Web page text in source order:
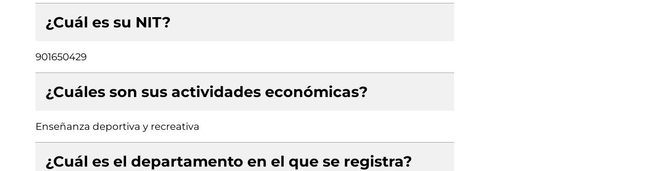
¿Cuál es su NIT?
901650429
¿Cuáles son sus actividades económicas?
Enseñanza deportiva y recreativa
¿Cuál es el departamento en el que se registra?